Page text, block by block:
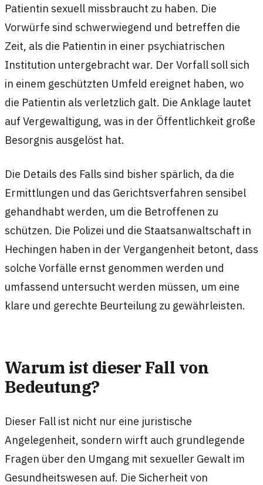
Patientin sexuell missbraucht zu haben. Die
Vorwürfe sind schwerwiegend und betreffen die
Zeit, als die Patientin in einer psychiatrischen
Institution untergebracht war. Der Vorfall soll sich
in einem geschützten Umfeld ereignet haben, wo
die Patientin als verletzlich galt. Die Anklage lautet
auf Vergewaltigung, was in der Öffentlichkeit große
Besorgnis ausgelöst hat.
Die Details des Falls sind bisher spärlich, da die
Ermittlungen und das Gerichtsverfahren sensibel
gehandhabt werden, um die Betroffenen zu
schützen. Die Polizei und die Staatsanwaltschaft in
Hechingen haben in der Vergangenheit betont, dass
solche Vorfälle ernst genommen werden und
umfassend untersucht werden müssen, um eine
klare und gerechte Beurteilung zu gewährleisten.
Warum ist dieser Fall von
Bedeutung?
Dieser Fall ist nicht nur eine juristische
Angelegenheit, sondern wirft auch grundlegende
Fragen über den Umgang mit sexueller Gewalt im
Gesundheitswesen auf. Die Sicherheit von